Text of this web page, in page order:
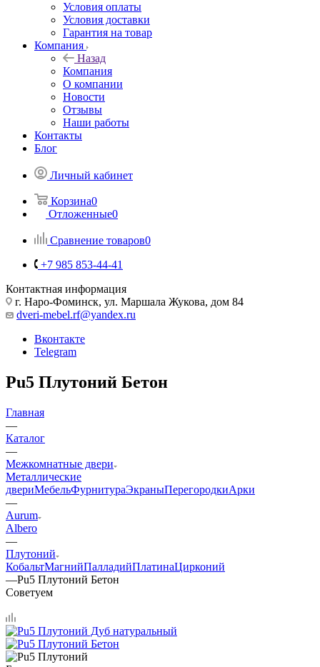
Условия оплаты
Условия доставки
Гарантия на товар
Компания
Назад
Компания
О компании
Новости
Отзывы
Наши работы
Контакты
Блог
Личный кабинет
Корзина0
Отложенные0
Сравнение товаров0
+7 985 853-44-41
Контактная информация
г. Наро-Фоминск, ул. Маршала Жукова, дом 84
dveri-mebel.rf@yandex.ru
Вконтакте
Telegram
Pu5 Плутоний Бетон
Главная
—
Каталог
—
Межкомнатные двери
Металлические
двериМебельФурнитураЭкраныПерегородкиАрки
—
Aurum
Albero
—
Плутоний
КобальтМагнийПалладийПлатинаЦирконий
—Pu5 Плутоний Бетон
Советуем